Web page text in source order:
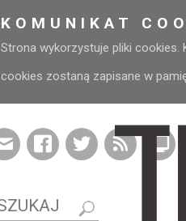
KOMUNIKAT
Strona wykorzystuje pliki cookies.
cookies zostaną zapisane w